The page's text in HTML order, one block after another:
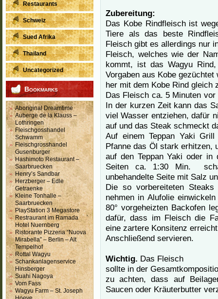
Restaurants
Schweiz
Sued Afrika
Thailand
Uncategorized
Bookmarks
Aboriginal Dreamtime
Auberge de la Klauss –
Lothringen
Fleischgosshandel
Schwamm
Fleischgrosshandel
Gusenburger
Hashimoto Restaurant –
Saarbruecken
Henry’s Sandbar
Herzberger – Edle
Getraenke
Kleine Tonhalle –
Saarbruecken
PlayStation 3 Megastore
Restraurant im Ramada
Hotel Nuernberg
Ristorante Pizzeria “Nuova
Mirabella” – Berlin – Alt
Tempelhof
Rottal Wagyu
Schankanlagenservice
Hinsberger
Suahi Nagoya
Vom Fass
Wagyu Farm – St. Joseph
Zubereitung:
Das Kobe Rindfleisch ist
Tiere als das beste
Fleisch gibt es allerdings nur
Fleisch, welches wie der
kommt, ist das Wagyu
Vorgaben aus Kobe
her mit dem Kobe Rind gleich
Das Fleisch ca. 5 Minuten
In der kurzen Zeit kann das
viel Wasser entziehen, dafür
auf und das Steak schmeckt
Auf einem Teppan Yaki
Pfanne das Öl stark erhitzen,
auf den Teppan Yaki oder in
Seiten ca. 1:30 Min.
unbehandelte Seite mit Salz
Die so vorbereiteten
nehmen in Alufolie
80° vorgeheizten Backofen
dafür, dass im Fleisch die
eine zartere Konsitenz
Anschließend servieren.
Wichtig. Das Fleisch
sollte in der
zu achten, dass auf
Saucen oder Kräuterbutter